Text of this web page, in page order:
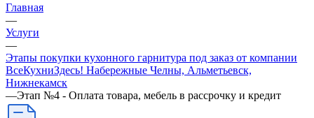
Главная
—
Услуги
—
Этапы покупки кухонного гарнитура под заказ от компании
ВсеКухниЗдесь! Набережные Челны, Альметьевск,
Нижнекамск
—Этап №4 - Оплата товара, мебель в рассрочку и кредит